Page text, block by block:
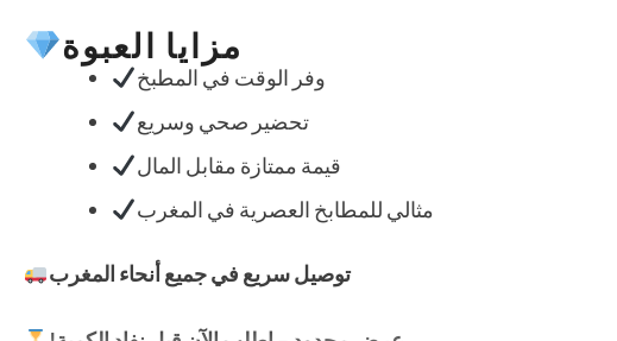
مزايا العبوة
وفر الوقت في المطبخ
تحضير صحي وسريع
قيمة ممتازة مقابل المال
مثالي للمطابخ العصرية في المغرب
توصيل سريع في جميع أنحاء المغرب